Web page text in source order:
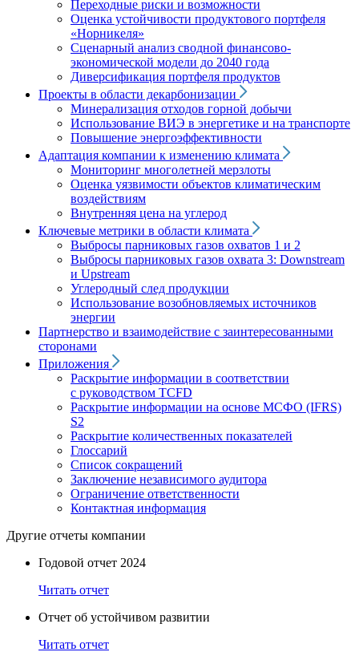
Переходные риски и возможности
Оценка устойчивости продуктового портфеля
«Норникеля»
Сценарный анализ сводной финансово-
экономической модели до 2040 года
Диверсификация портфеля продуктов
Проекты в области декарбонизации
Минерализация отходов горной добычи
Использование ВИЭ в энергетике и на транспорте
Повышение энергоэффективности
Адаптация компании к изменению климата
Мониторинг многолетней мерзлоты
Оценка уязвимости объектов климатическим
воздействиям
Внутренняя цена на углерод
Ключевые метрики в области климата
Выбросы парниковых газов охватов 1 и 2
Выбросы парниковых газов охвата 3: Downstream
и Upstream
Углеродный след продукции
Использование возобновляемых источников
энергии
Партнерство и взаимодействие с заинтересованными
сторонами
Приложения
Раскрытие информации в соответствии
с руководством TCFD
Раскрытие информации на основе МСФО (IFRS)
S2
Раскрытие количественных показателей
Глоссарий
Список сокращений
Заключение независимого аудитора
Ограничение ответственности
Контактная информация
Другие отчеты компании
Годовой отчет 2024
Читать отчет
Отчет об устойчивом развитии
Читать отчет